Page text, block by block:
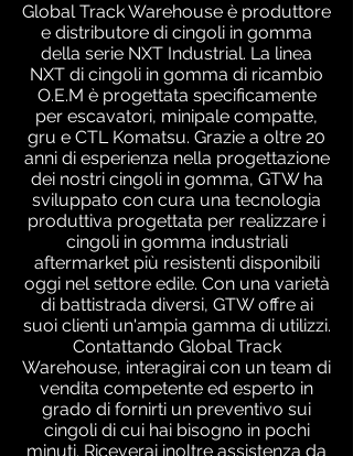
Global Track Warehouse è produttore
e distributore di cingoli in gomma
della serie NXT Industrial. La linea
NXT di cingoli in gomma di ricambio
O.E.M è progettata specificamente
per escavatori, minipale compatte,
gru e CTL Komatsu. Grazie a oltre 20
anni di esperienza nella progettazione
dei nostri cingoli in gomma, GTW ha
sviluppato con cura una tecnologia
produttiva progettata per realizzare i
cingoli in gomma industriali
aftermarket più resistenti disponibili
oggi nel settore edile. Con una varietà
di battistrada diversi, GTW offre ai
suoi clienti un'ampia gamma di utilizzi.
Contattando Global Track
Warehouse, interagirai con un team di
vendita competente ed esperto in
grado di fornirti un preventivo sui
cingoli di cui hai bisogno in pochi
minuti. Riceverai inoltre assistenza da